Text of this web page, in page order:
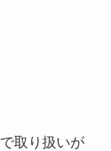
取り扱いが